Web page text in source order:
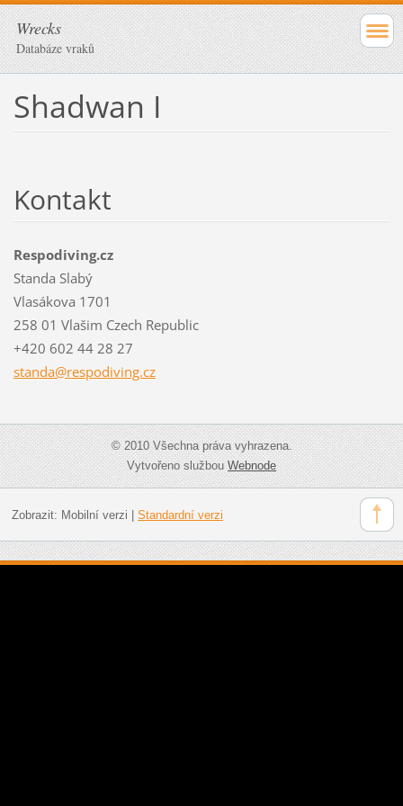
Wrecks
Databáze vraků
Shadwan I
Kontakt
Respodiving.cz
Standa Slabý
Vlasákova 1701
258 01 Vlašim Czech Republic
+420 602 44 28 27
standa@respodiving.cz
© 2010 Všechna práva vyhrazena.
Vytvořeno službouWebnode
Zobrazit: Mobilní verzi Standardní verzi